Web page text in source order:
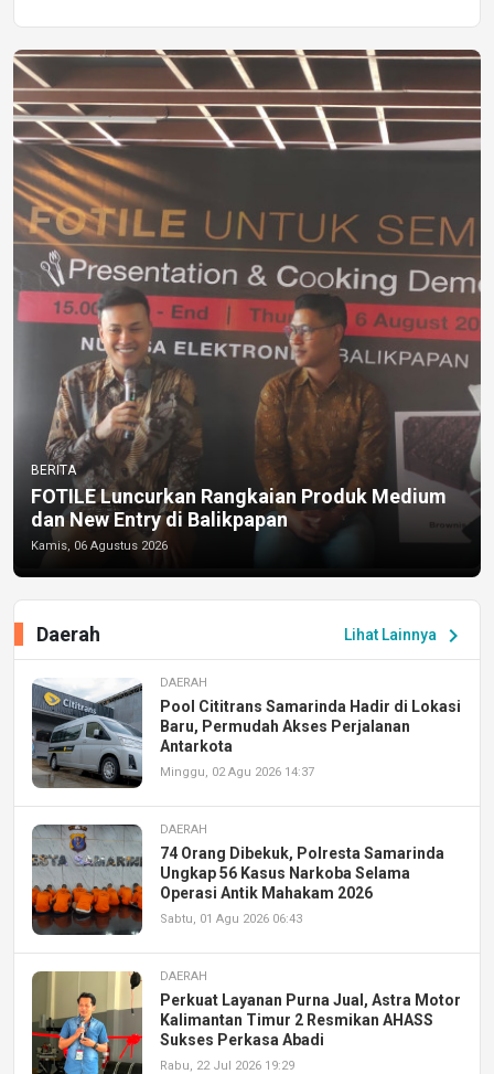
BERITA
FOTILE Luncurkan Rangkaian Produk Medium
dan New Entry di Balikpapan
Kamis, 06 Agustus 2026
Lihat Lainnya chevron_right
Daerah
DAERAH
Pool Cititrans Samarinda Hadir di Lokasi
Baru, Permudah Akses Perjalanan
Antarkota
Minggu, 02 Agu 2026 14:37
DAERAH
74 Orang Dibekuk, Polresta Samarinda
Ungkap 56 Kasus Narkoba Selama
Operasi Antik Mahakam 2026
Sabtu, 01 Agu 2026 06:43
DAERAH
Perkuat Layanan Purna Jual, Astra Motor
Kalimantan Timur 2 Resmikan AHASS
Sukses Perkasa Abadi
Rabu, 22 Jul 2026 19:29